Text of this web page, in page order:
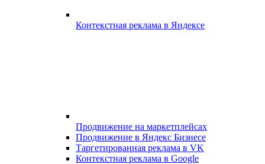
Контекстная реклама в Яндексе
Продвижение на маркетплейсах
Продвижение в Яндекс Бизнесе
Таргетированная реклама в VK
Контекстная реклама в Google